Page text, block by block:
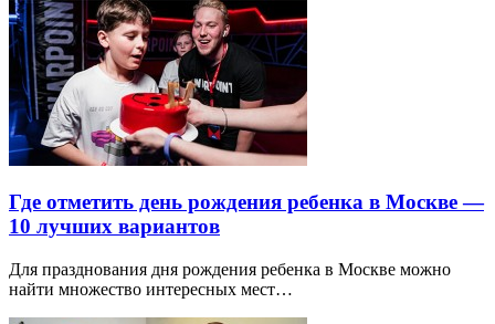
Где отметить день рождения ребенка в Москве —
10 лучших вариантов
Для празднования дня рождения ребенка в Москве можно
найти множество интересных мест…